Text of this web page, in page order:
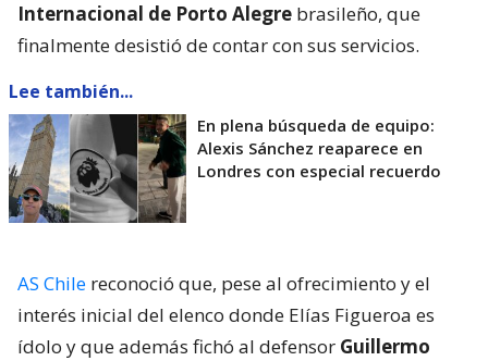
Internacional de Porto Alegre brasileño, que
finalmente desistió de contar con sus servicios.
Lee también...
En plena búsqueda de equipo:
Alexis Sánchez reaparece en
Londres con especial recuerdo
AS Chile reconoció que, pese al ofrecimiento y el
interés inicial del elenco donde Elías Figueroa es
ídolo y que además fichó al defensor Guillermo